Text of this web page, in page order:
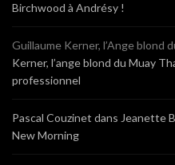
Birchwood à Andrésy !
Guillaume Kerner, l’Ange blond
Kerner, l’ange blond du Muay
professionnel
Pascal Couzinet dans Jeanette
New Morning